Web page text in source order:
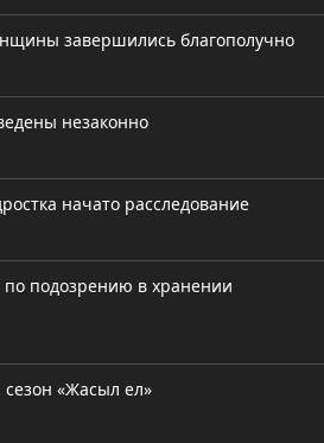
завершились благополучно
незаконно
начато расследование
подозрению в хранении
«Жасыл ел»